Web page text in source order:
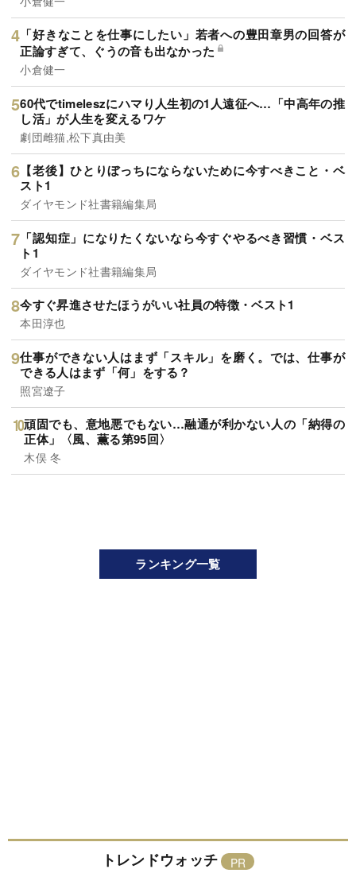
「好きなことを仕事にしたい」若者への豊田章男の回答が
正論すぎて、ぐうの音も出なかった
小倉健一
60代でtimeleszにハマり人生初の1人遠征へ…「中高年の推
し活」が人生を変えるワケ
劇団雌猫,松下真由美
【老後】ひとりぼっちにならないために今すべきこと・ベ
スト1
ダイヤモンド社書籍編集局
「認知症」になりたくないなら今すぐやるべき習慣・ベス
ト1
ダイヤモンド社書籍編集局
今すぐ昇進させたほうがいい社員の特徴・ベスト1
本田淳也
仕事ができない人はまず「スキル」を磨く。では、仕事が
できる人はまず「何」をする？
照宮遼子
頑固でも、意地悪でもない…融通が利かない人の「納得の
正体」〈風、薫る第95回〉
木俣 冬
ランキング一覧
トレンドウォッチ